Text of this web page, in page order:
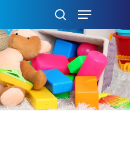
szukaj
Menu